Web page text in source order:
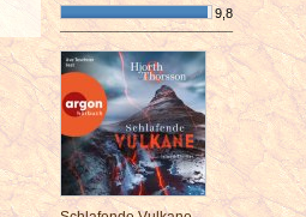
9,8
¯¯¯¯¯¯¯¯¯¯¯¯¯¯¯¯¯¯¯¯¯¯¯¯